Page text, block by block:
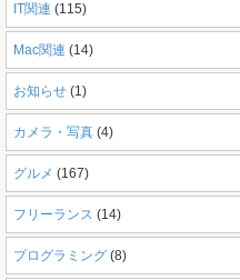
IT関連 (115)
Mac関連 (14)
お知らせ (1)
カメラ・写真 (4)
グルメ (167)
フリーランス (14)
プログラミング (8)